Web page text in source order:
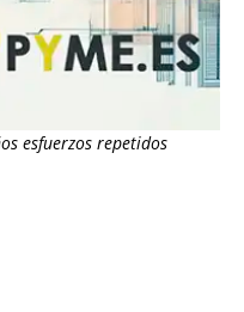
esfuerzos repetidos